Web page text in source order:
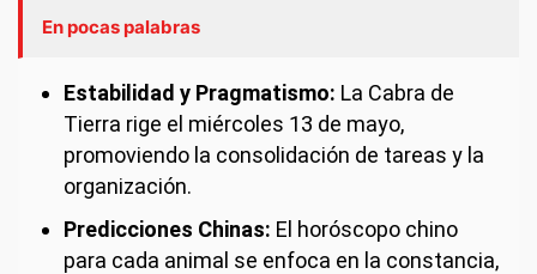
En pocas palabras
Estabilidad y Pragmatismo: La Cabra de
Tierra rige el miércoles 13 de mayo,
promoviendo la consolidación de tareas y la
organización.
Predicciones Chinas: El horóscopo chino
para cada animal se enfoca en la constancia,